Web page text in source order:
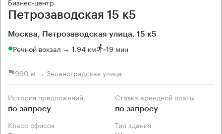
Петрозаводская 15 к5
Москва, Петрозаводская улица, 15 к5
Речной вокзал → 1.94 км ~19 мин
990 м → Зеленоградская улица
История предложений
по запросу
Ставка арендной платы
по запросу
Класс офисов Тип здания